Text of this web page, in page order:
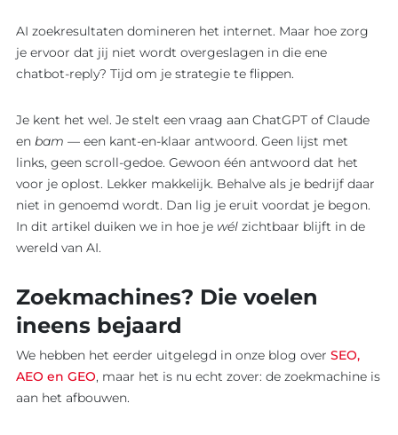
AI zoekresultaten domineren het internet. Maar hoe zorg
je ervoor dat jij niet wordt overgeslagen in die ene
chatbot-reply? Tijd om je strategie te flippen.
Je kent het wel. Je stelt een vraag aan ChatGPT of Claude
en bam — een kant-en-klaar antwoord. Geen lijst met
links, geen scroll-gedoe. Gewoon één antwoord dat het
voor je oplost. Lekker makkelijk. Behalve als je bedrijf daar
niet in genoemd wordt. Dan lig je eruit voordat je begon.
In dit artikel duiken we in hoe je wél zichtbaar blijft in de
wereld van AI.
Zoekmachines? Die voelen
ineens bejaard
We hebben het eerder uitgelegd in onze blog over SEO,
AEO en GEO, maar het is nu echt zover: de zoekmachine is
aan het afbouwen.